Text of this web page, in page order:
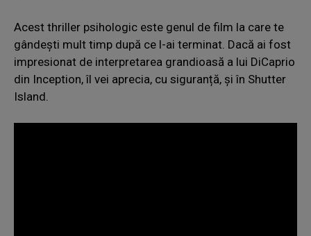
Acest thriller psihologic este genul de film la care te
gândești mult timp după ce l-ai terminat. Dacă ai fost
impresionat de interpretarea grandioasă a lui DiCaprio
din Inception, îl vei aprecia, cu siguranță, și în Shutter
Island.